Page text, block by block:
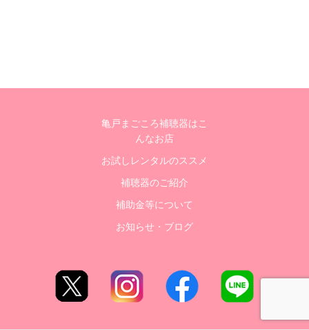
亀戸まごころ補聴器はこ
んなお店
お試しレンタルのススメ
補聴器のご紹介
補助金等について
お知らせ・ブログ